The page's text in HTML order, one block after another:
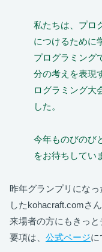
私たちは、プロ
につけるために
プログラミング
分の考えを表現
ログラミング大
した。
今年ものびのび
をお待ちしてい
昨年グランプリにな
したkohacraft.comさ
来場者の方にもきっ
要項は、 公式ページに